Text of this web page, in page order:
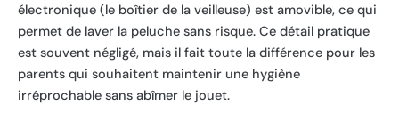
électronique (le boîtier de la veilleuse) est amovible, ce qui
permet de laver la peluche sans risque. Ce détail pratique
est souvent négligé, mais il fait toute la différence pour les
parents qui souhaitent maintenir une hygiène
irréprochable sans abîmer le jouet.